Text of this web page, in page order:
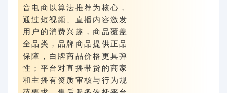
音电商以算法推荐为核心，
通过短视频、直播内容激发
用户的消费兴趣，商品覆盖
全品类，品牌商品提供正品
保障，白牌商品价格更具弹
性；平台对直播带货的商家
和主播有资质审核与行为规